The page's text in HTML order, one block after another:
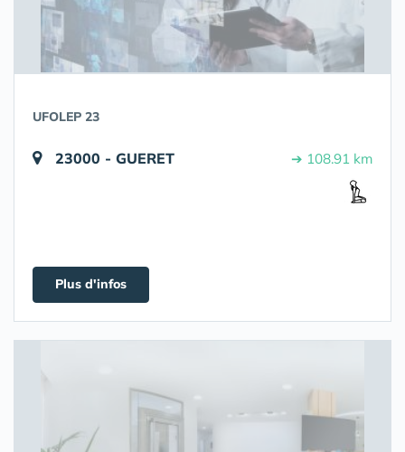
UFOLEP 23
23000 - GUERET ➔ 108.91 km
Plus d'infos